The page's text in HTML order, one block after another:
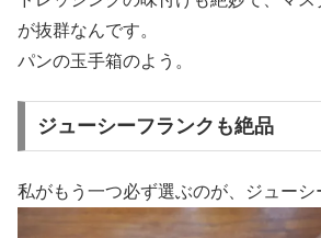
が抜群なんです。
パンの玉手箱のよう。
ジューシーフランクも絶品
私がもう一つ必ず選ぶのが、ジューシ